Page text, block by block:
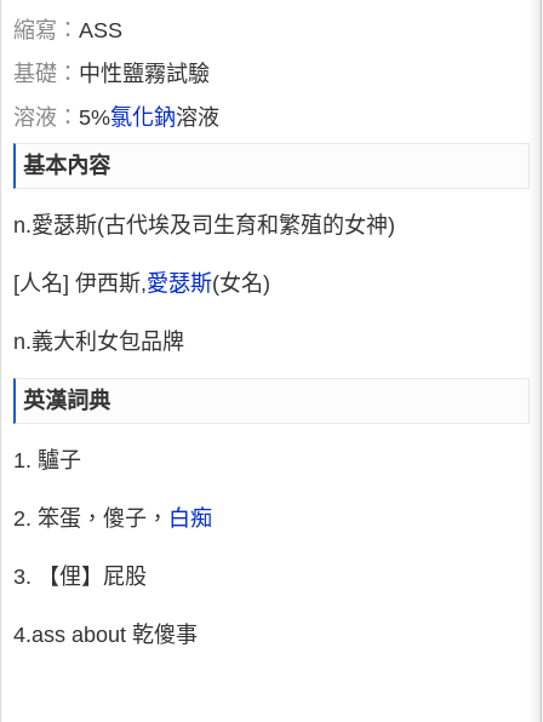
縮寫： ASS
基礎： 中性鹽霧試驗
溶液： 5%氯化鈉溶液
基本內容
n.愛瑟斯(古代埃及司生育和繁殖的女神)
[人名] 伊西斯,愛瑟斯(女名)
n.義大利女包品牌
英漢詞典
1. 驢子
2. 笨蛋，傻子， 白痴
3. 【俚】屁股
4.ass about 乾傻事